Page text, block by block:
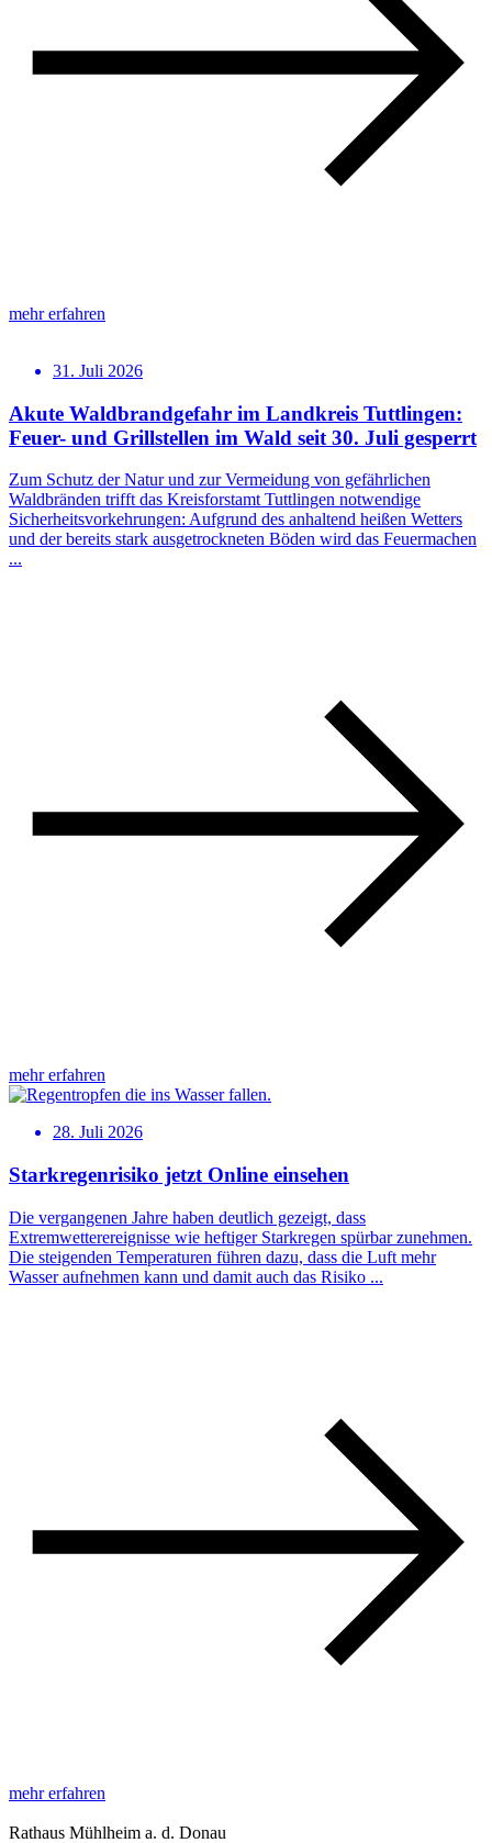
mehr erfahren
31. Juli 2026
Akute Waldbrandgefahr im Landkreis Tuttlingen:
Feuer- und Grillstellen im Wald seit 30. Juli gesperrt
Zum Schutz der Natur und zur Vermeidung von gefährlichen
Waldbränden trifft das Kreisforstamt Tuttlingen notwendige
Sicherheitsvorkehrungen: Aufgrund des anhaltend heißen Wetters
und der bereits stark ausgetrockneten Böden wird das Feuermachen
...
mehr erfahren
28. Juli 2026
Starkregenrisiko jetzt Online einsehen
Die vergangenen Jahre haben deutlich gezeigt, dass
Extremwetterereignisse wie heftiger Starkregen spürbar zunehmen.
Die steigenden Temperaturen führen dazu, dass die Luft mehr
Wasser aufnehmen kann und damit auch das Risiko ...
mehr erfahren
Rathaus Mühlheim a. d. Donau